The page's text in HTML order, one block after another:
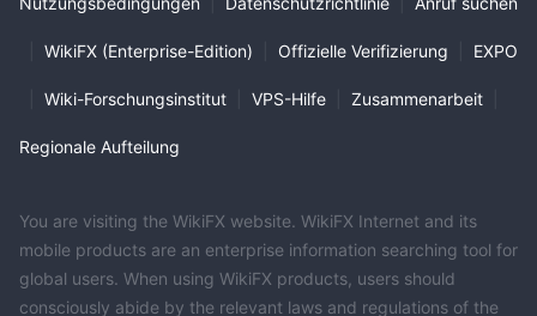
WikiFX (Enterprise-Edition) Offizielle Verifizierung EXPO
Wiki-Forschungsinstitut VPS-Hilfe Zusammenarbeit
Regionale Aufteilung
You are visiting the WikiFX website. WikiFX Internet and its
mobile products are an enterprise information searching tool for
global users. When using WikiFX products, users should
consciously abide by the relevant laws and regulations of the